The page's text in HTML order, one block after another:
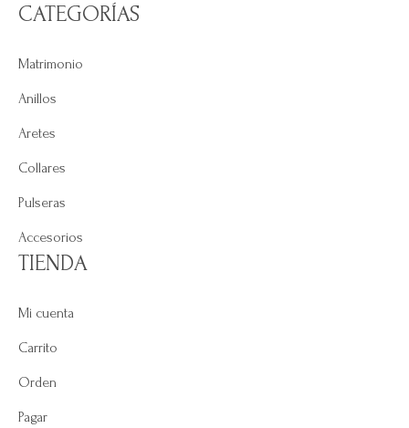
CATEGORÍAS
Matrimonio
Anillos
Aretes
Collares
Pulseras
Accesorios
TIENDA
Mi cuenta
Carrito
Orden
Pagar